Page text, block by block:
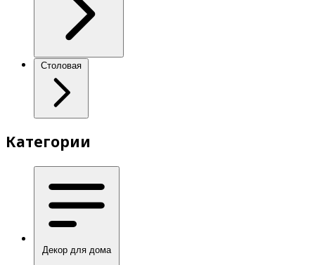
Столовая
Категории
Декор для дома